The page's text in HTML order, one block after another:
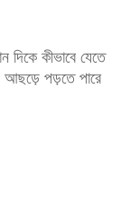
দিকে কীভাবে যেতে
আছড়ে পড়তে পারে